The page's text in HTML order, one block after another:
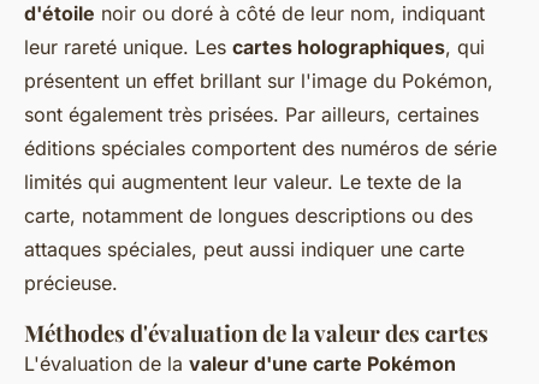
d'étoile noir ou doré à côté de leur nom, indiquant
leur rareté unique. Les cartes holographiques, qui
présentent un effet brillant sur l'image du Pokémon,
sont également très prisées. Par ailleurs, certaines
éditions spéciales comportent des numéros de série
limités qui augmentent leur valeur. Le texte de la
carte, notamment de longues descriptions ou des
attaques spéciales, peut aussi indiquer une carte
précieuse.
Méthodes d'évaluation de la valeur des cartes
L'évaluation de la valeur d'une carte Pokémon